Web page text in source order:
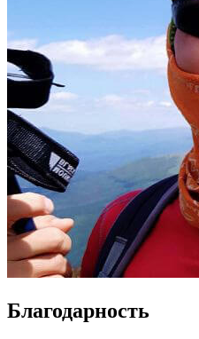
Благодарность